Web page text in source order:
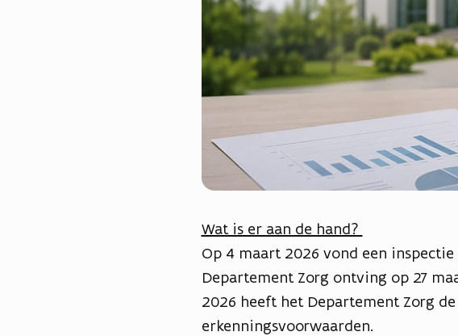
Wat is er aan de hand?
Op 4 maart 2026 vond een
Departement Zorg ontving op 27
2026 heeft het Departement Zorg
erkenningsvoorwaarden.